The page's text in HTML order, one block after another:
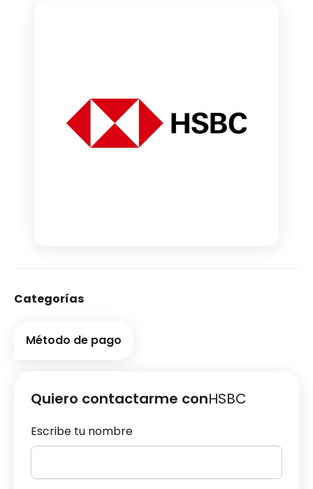
Categorías
Método de pago
Quiero contactarme conHSBC
Escribe tu nombre